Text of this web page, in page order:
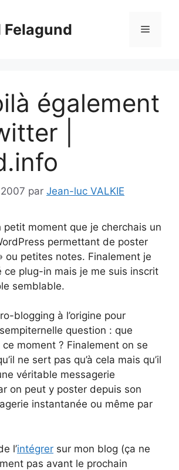
Felagund Menu
également
|
par Jean-luc VALKIE
petit moment que je cherchais un
permettant de poster
ou petites notes. Finalement je
ce plug-in mais je me suis inscrit
semblable.
blogging à l’origine pour
question : que
moment ? Finalement on se
ne sert pas qu’à cela mais qu’il
véritable messagerie
on peut y poster depuis son
instantanée ou même par
l’intégrer sur mon blog (ça ne
pas avant le prochain